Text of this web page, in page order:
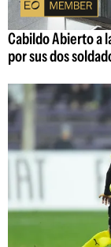
Cabildo Abierto a
por sus dos